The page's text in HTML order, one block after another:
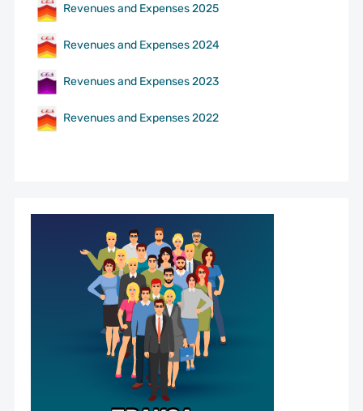
Revenues and Expenses 2025
Revenues and Expenses 2024
Revenues and Expenses 2023
Revenues and Expenses 2022